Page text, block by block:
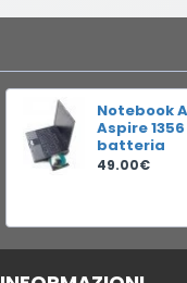
Notebook
Aspire
batteria
49.00€